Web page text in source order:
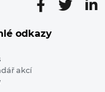
odkazy
akcí